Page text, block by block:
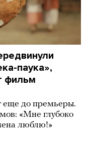
паука»,
фильм
еще до премьеры.
«Мне глубоко
люблю!»